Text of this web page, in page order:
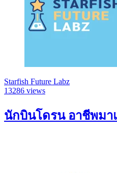
Starfish Future Labz
13286 views
นักบินโดรน อาชีพมาแ